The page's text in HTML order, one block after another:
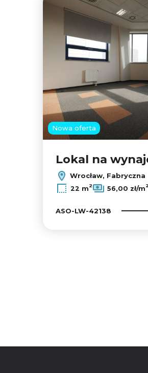
Nowa oferta
Lokal na
Wrocław, Fabryczna
22 m2 56,00 zł/m2
ASO-LW-42138